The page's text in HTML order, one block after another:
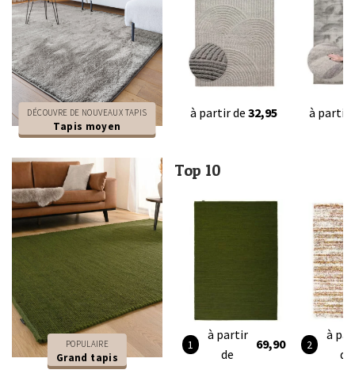
DÉCOUVRE DE NOUVEAUX TAPIS
Tapis moyen
à partir de 32,95 à partir
POPULAIRE
Grand tapis
Top 10
à partir
de
69,90
à
de